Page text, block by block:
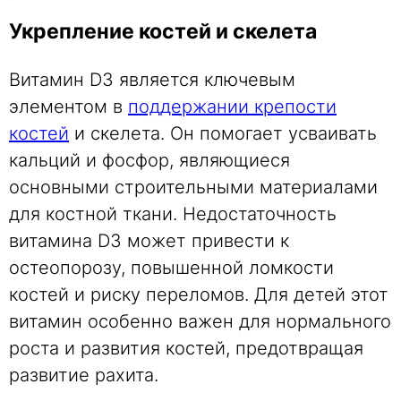
Укрепление костей и скелета
Витамин D3 является ключевым
элементом в поддержании крепости
костей и скелета. Он помогает усваивать
кальций и фосфор, являющиеся
основными строительными материалами
для костной ткани. Недостаточность
витамина D3 может привести к
остеопорозу, повышенной ломкости
костей и риску переломов. Для детей этот
витамин особенно важен для нормального
роста и развития костей, предотвращая
развитие рахита.